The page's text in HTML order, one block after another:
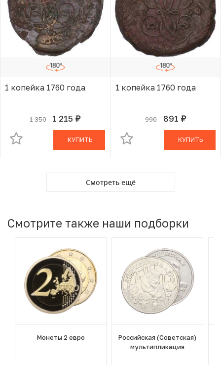
1 копейка 1760 года
1 350 1 215 руб.
В КОРЗИНЕ
КУПИТЬ
1 копейка 1760 года
990 891 руб.
В КОРЗИНЕ
КУПИТЬ
Смотреть ещё
Смотрите также наши подборки
Монеты 2 евро
Российская (Советская)
мультипликация